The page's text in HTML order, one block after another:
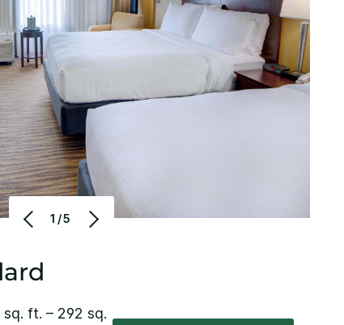
1/5
sq. ft. – 292 sq.